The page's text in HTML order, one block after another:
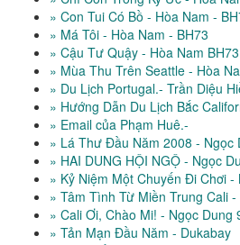
» Con Tui Có Bồ - Hòa Nam -
» Má Tôi - Hòa Nam - BH73
» Cậu Tư Quậy - Hòa Nam BH73
» Mùa Thu Trên Seattle - Hòa
» Du Lịch Portugal.- Trần Diệu
» Hướng Dẫn Du Lịch Bắc
» Email của Phạm Huê.-
» Lá Thư Đầu Năm 2008 - Ngọc
» HAI DUNG HỘI NGỘ - Ngọc
» Kỷ Niệm Một Chuyến Đi Chơi -
» Tâm Tình Từ Miền Trung Cali
» Cali Ơi, Chào Mi! - Ngọc Dung
» Tản Mạn Đầu Năm - Dukabay